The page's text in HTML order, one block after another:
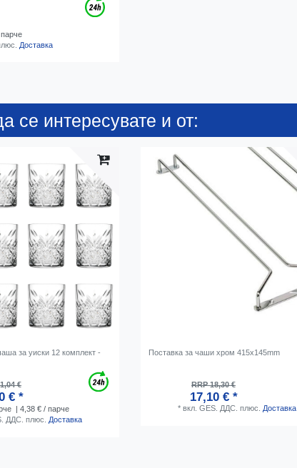
Доставка
се интересувате и от:
за уиски 12 комплект -
€
€ *
| 4,38 € / парче
ДДС. плюс. Доставка
Поставка за чаши хром 415x145mm
RRP 18,30 €
17,10 € *
* вкл. GES. ДДС. плюс. Доставка